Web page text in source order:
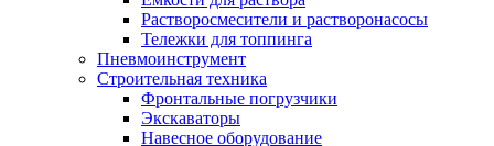
Растворосмесители и растворонасосы
Тележки для топпинга
Пневмоинструмент
Строительная техника
Фронтальные погрузчики
Экскаваторы
Навесное оборудование